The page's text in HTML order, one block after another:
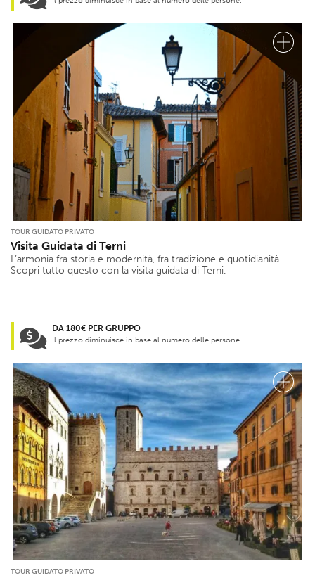
TOUR GUIDATO PRIVATO
Visita Guidata di Terni
L’armonia fra storia e modernità, fra tradizione e quotidianità.
Scopri tutto questo con la visita guidata di Terni.
DA 180€ PER GRUPPO
Il prezzo diminuisce in base al numero delle persone.
TOUR GUIDATO PRIVATO